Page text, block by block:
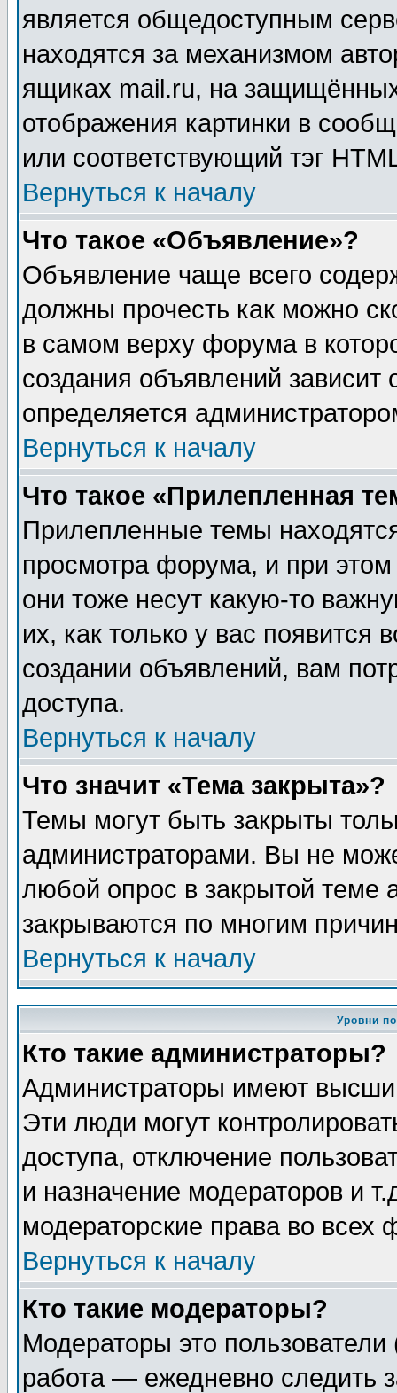
является общедоступным
находятся за механизмом
ящиках mail.ru, на
отображения картинки в
или соответствующий тэг
Вернуться к началу
Что такое «Объявление»?
Объявление чаще всего
должны прочесть как можно
в самом верху форума в
создания объявлений зависит
определяется
Вернуться к началу
Что такое «Прилепленная
Прилепленные темы
просмотра форума, и при
они тоже несут какую-то
их, как только у вас появится
создании объявлений, вам
доступа.
Вернуться к началу
Что значит «Тема закрыта»?
Темы могут быть закрыты
администраторами. Вы не
любой опрос в закрытой теме
закрываются по многим
Вернуться к началу
Уровни
Кто такие администраторы?
Администраторы имеют
Эти люди могут
доступа, отключение
и назначение модераторов и
модераторские права во всех
Вернуться к началу
Кто такие модераторы?
Модераторы это
работа — ежедневно следить